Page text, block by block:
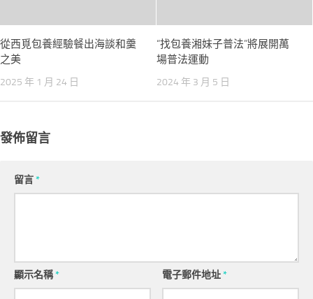
從西覓包養經驗餐出海談和羹
之美
2025 年 1 月 24 日
“找包養湘妹子普法”將展開萬
場普法運動
2024 年 3 月 5 日
發佈留言
留言*
顯示名稱* 電子郵件地址*